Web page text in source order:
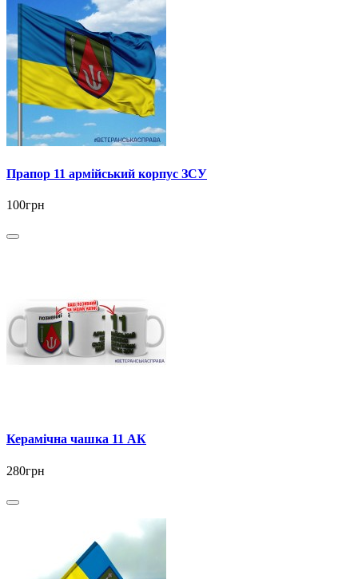
Прапор 11 армійський корпус ЗСУ
100грн
Керамічна чашка 11 АК
280грн